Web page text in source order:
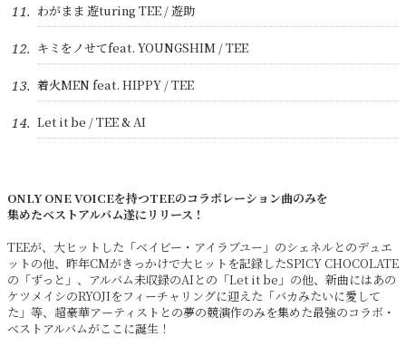
11. わがまま 遊turing TEE / 遊助
12. キミをノせてfeat. YOUNGSHIM / TEE
13. 着火MEN feat. HIPPY / TEE
14. Let it be / TEE & AI
ONLY ONE VOICEを持つTEEのコラボレーション曲のみを
集めたベストアルバム遂にリリース！
TEEが、大ヒットした「ベイビー・アイラブユー」のシェネルとのデュエ
ットの他、昨年CMがきっかけで大ヒットを記録したSPICY CHOCOLATE
の「ずっと」、アルバム未収録のAIとの「Let it be」の他、新曲にはあの
ケツメイシのRYOJIをフィーチャリングに迎えた「バカみたいに愛して
た」等、超豪華アーティストとの夢の競演作のみを集めた最強のコラボ・
ベストアルバムがここに誕生！